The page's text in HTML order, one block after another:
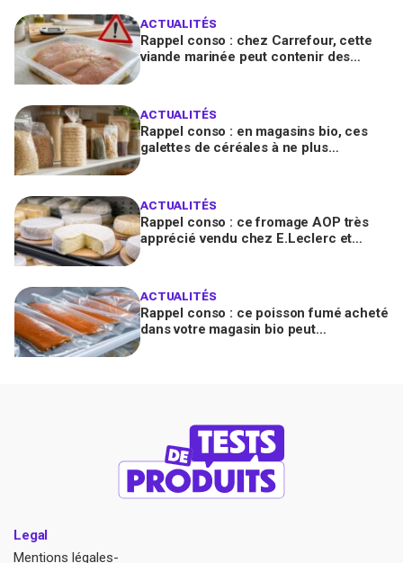
ACTUALITÉS
Rappel conso : chez Carrefour, cette
viande marinée peut contenir des
ACTUALITÉS
Rappel conso : en magasins bio, ces
galettes de céréales à ne plus
ACTUALITÉS
Rappel conso : ce fromage AOP très
apprécié vendu chez E.Leclerc et
ACTUALITÉS
Rappel conso : ce poisson fumé acheté
dans votre magasin bio peut
Legal
Mentions légales